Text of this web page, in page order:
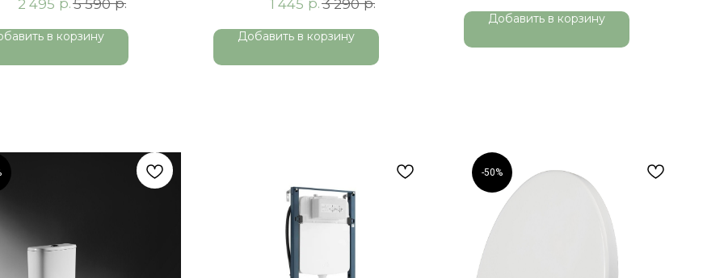
2 495 р.5 590 р.
в корзину
1 445 р.3 290 р.
Добавить в корзину
Добавить в корзину
-50%